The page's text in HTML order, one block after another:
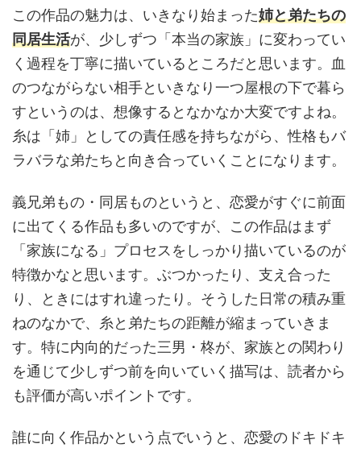
この作品の魅力は、いきなり始まった姉と弟たちの
同居生活が、少しずつ「本当の家族」に変わってい
く過程を丁寧に描いているところだと思います。血
のつながらない相手といきなり一つ屋根の下で暮ら
すというのは、想像するとなかなか大変ですよね。
糸は「姉」としての責任感を持ちながら、性格もバ
ラバラな弟たちと向き合っていくことになります。
義兄弟もの・同居ものというと、恋愛がすぐに前面
に出てくる作品も多いのですが、この作品はまず
「家族になる」プロセスをしっかり描いているのが
特徴かなと思います。ぶつかったり、支え合った
り、ときにはすれ違ったり。そうした日常の積み重
ねのなかで、糸と弟たちの距離が縮まっていきま
す。特に内向的だった三男・柊が、家族との関わり
を通じて少しずつ前を向いていく描写は、読者から
も評価が高いポイントです。
誰に向く作品かという点でいうと、恋愛のドキドキ